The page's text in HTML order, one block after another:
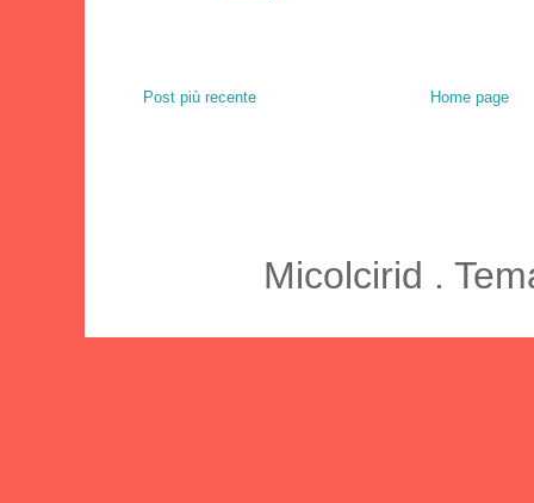
Post più recente Home page
Micolcirid .